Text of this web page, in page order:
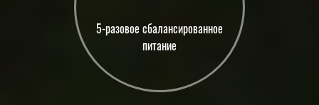
5-разовое сбалансированное
питание